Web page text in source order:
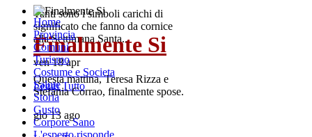
Tanti sono i simboli carichi di
significato che fanno da cornice
alla Settimana Santa...
ven 18 apr
Leggi Tutto
Finalmente Si
Questa mattina, Teresa Rizza e
Stefania Corrao, finalmente spose.
gio 13 ago
Home
Provincia
Comuni
Turismo
Costume e Societa
Salute
Storia
Gusto
Corpore Sano
L'esperto risponde